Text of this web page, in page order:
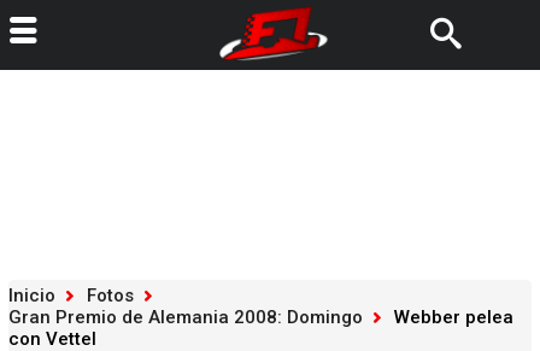
Inicio
Fotos
Gran Premio de Alemania 2008: Domingo
Webber pelea
con Vettel